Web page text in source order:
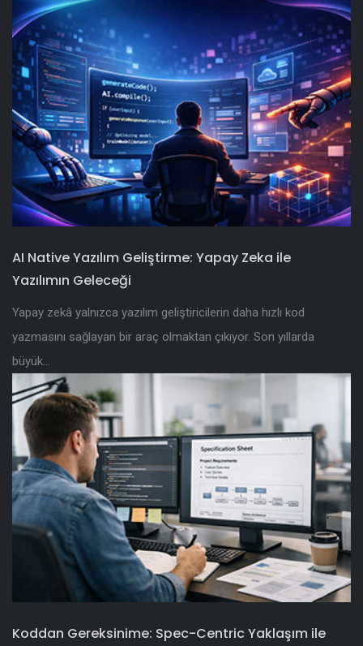
AI Native Yazılım Geliştirme: Yapay Zeka ile
Yazılımın Geleceği
Yapay zekâ yalnızca yazılım geliştiricilerin daha hızlı kod
yazmasını sağlayan bir araç olmaktan çıkıyor. Son yıllarda
büyük...
Koddan Gereksinime: Spec-Centric Yaklaşım ile